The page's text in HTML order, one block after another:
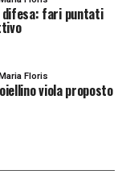
difesa: fari puntati
Floris
viola proposto